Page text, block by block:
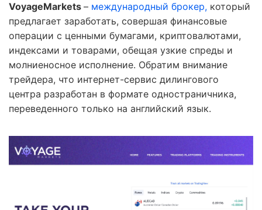
VoyageMarkets – международный брокер, который
предлагает заработать, совершая финансовые
операции с ценными бумагами, криптовалютами,
индексами и товарами, обещая узкие спреды и
молниеносное исполнение. Обратим внимание
трейдера, что интернет-сервис дилингового
центра разработан в формате одностраничника,
переведенного только на английский язык.